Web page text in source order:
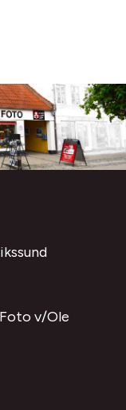
v/Ole